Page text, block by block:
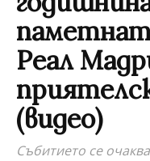
Реал
(видео)
Събитието се